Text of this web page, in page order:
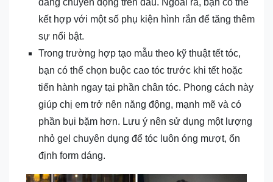
kết hợp với một số phụ kiện hình rắn để tăng thêm
sự nổi bật.
Trong trường hợp tạo mẫu theo kỹ thuật tết tóc,
bạn có thể chọn buộc cao tóc trước khi tết hoặc
tiến hành ngay tại phần chân tóc. Phong cách này
giúp chị em trở nên năng động, mạnh mẽ và có
phần bụi bặm hơn. Lưu ý nên sử dụng một lượng
nhỏ gel chuyên dụng để tóc luôn óng mượt, ổn
định form dáng.